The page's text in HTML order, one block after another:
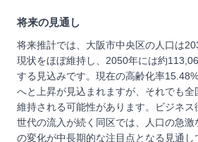
将来の見通し
将来推計では、大阪市中央区の人口は
現状をほぼ維持し、2050年には約
する見込みです。現在の高齢化率
へと上昇が見込まれますが、それでも
維持される可能性があります。ビジネ
世代の流入が続く同区では、人口の急
の変化が中長期的な注目点となる見通